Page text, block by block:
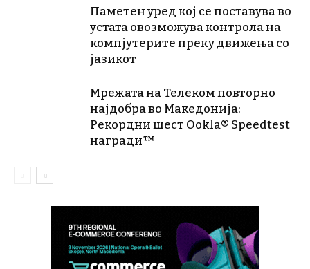
Паметен уред кој се поставува во
устата овозможува контрола на
компјутерите преку движења со
јазикот
Мрежата на Телеком повторно
најдобра во Македонија:
Рекордни шест Ookla® Speedtest
награди™